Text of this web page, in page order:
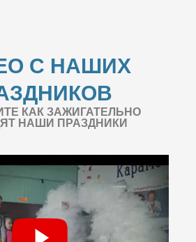
С НАШИХ
КАК ЗАЖИГАТЕЛЬНО
НАШИ ПРАЗДНИКИ